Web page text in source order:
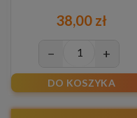
38,00 zł
− +
DO KOSZYKA